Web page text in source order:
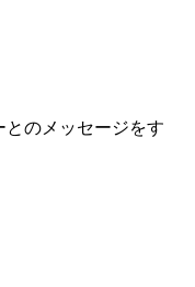
とのメッセージをす